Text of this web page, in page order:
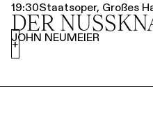
19:30Staatsoper, Großes
DER
JOHN NEUMEIER
+